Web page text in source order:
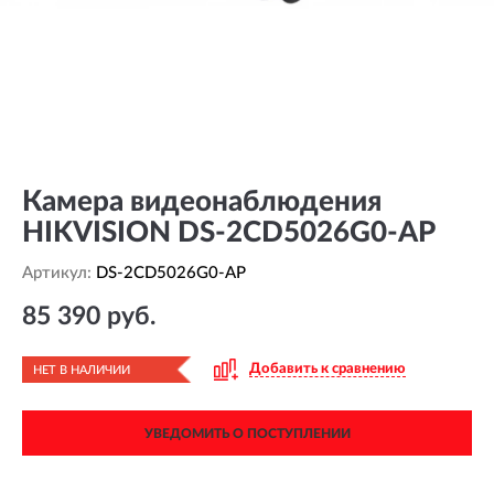
Камера видеонаблюдения
HIKVISION DS-2CD5026G0-AP
Артикул: DS-2CD5026G0-AP
85 390 руб.
НЕТ В НАЛИЧИИ Добавить к сравнению
УВЕДОМИТЬ О ПОСТУПЛЕНИИ